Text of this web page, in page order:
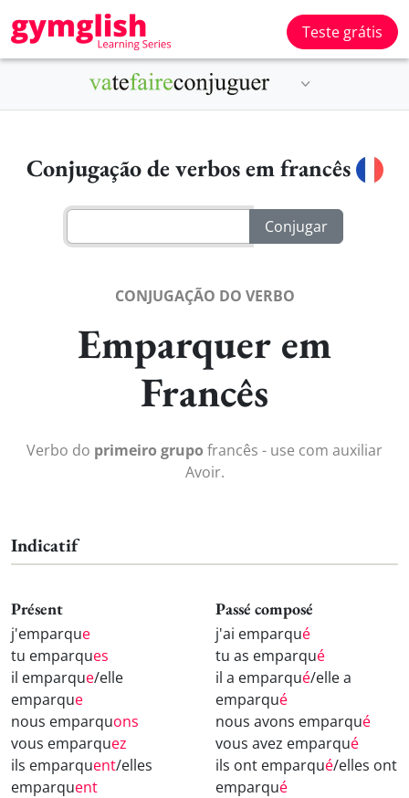
Teste grátis
Conjugação de verbos em francês
CONJUGAÇÃO DO VERBO
Emparquer em
Francês
Verbo do primeiro grupo francês - use com auxiliar
Avoir.
Indicatif
Présent
j'emparque
tu emparques
il emparque/elle
emparque
nous emparquons
vous emparquez
ils emparquent/elles
emparquent
Passé composé
j'ai emparqué
tu as emparqué
il a emparqué/elle a
emparqué
nous avons emparqué
vous avez emparqué
ils ont emparqué/elles ont
emparqué